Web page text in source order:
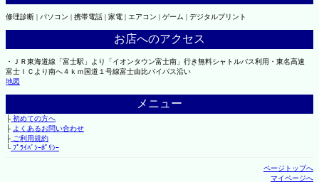
修理診断 | パソコン | 携帯電話 | 家電 | エアコン | ゲーム | デジタルプリント
お店へのアクセス
・ＪＲ東海道線「富士駅」より「イオンタウン富士南」行き無料シャトルバス利用・東名高速
富士ＩＣより南へ４ｋｍ国道１号線富士由比バイパス沿い
地図
メニュー
├初めての方へ
├ よくあるお問い合わせ
├ご利用規約
└ﾌﾟﾗｲﾊﾞｼｰﾎﾟﾘｼｰ
ページトップへ
マイページへ